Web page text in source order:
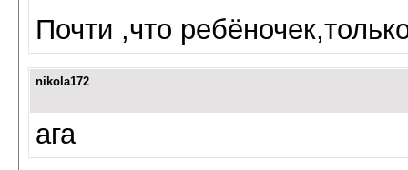
Почти ,что
nikola172
ага